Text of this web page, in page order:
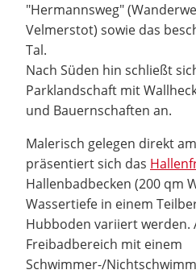
"Hermannsweg"
Velmerstot) sowie das
Tal.
Nach Süden hin schließt
Parklandschaft mit
und Bauernschaften an.
Malerisch gelegen direkt
präsentiert sich das
Hallenbadbecken (200 qm
Wassertiefe in einem
Hubboden variiert werden.
Freibadbereich mit einem
Schwimmer-/